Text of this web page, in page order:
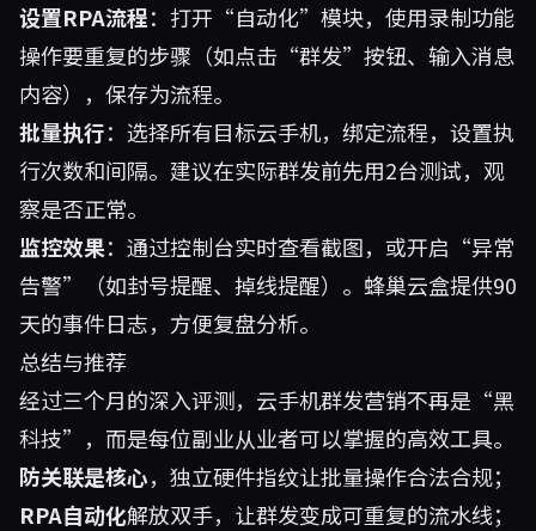
设置RPA流程：打开“自动化”模块，使用录制功能
操作要重复的步骤（如点击“群发”按钮、输入消息
内容），保存为流程。
批量执行：选择所有目标云手机，绑定流程，设置执
行次数和间隔。建议在实际群发前先用2台测试，观
察是否正常。
监控效果：通过控制台实时查看截图，或开启“异常
告警”（如封号提醒、掉线提醒）。蜂巢云盒提供90
天的事件日志，方便复盘分析。
总结与推荐
经过三个月的深入评测，云手机群发营销不再是“黑
科技”，而是每位副业从业者可以掌握的高效工具。
防关联是核心，独立硬件指纹让批量操作合法合规；
RPA自动化解放双手，让群发变成可重复的流水线；